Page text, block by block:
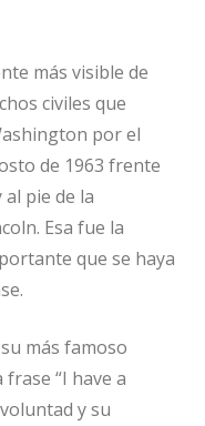
más visible de
civiles que
por el
de 1963 frente
pie de la
Esa fue la
que se haya
más famoso
“I have a
y su